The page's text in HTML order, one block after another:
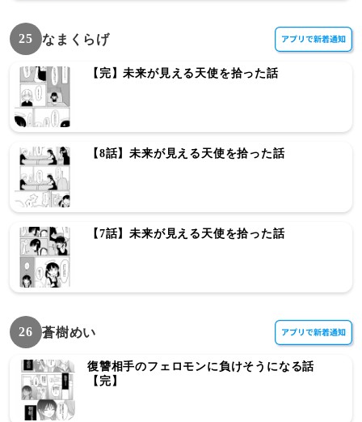
25 なまくらげ
【完】未来が見える天使を拾った話
【8話】未来が見える天使を拾った話
【7話】未来が見える天使を拾った話
26 蒼樹めい
復讐相手のフェロモンに負けそうになる話
【完】